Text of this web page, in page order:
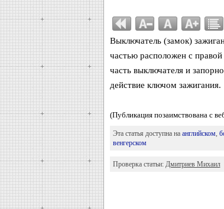
Выключатель (замок)
частью расположен с
часть выключателя и
действие ключом зажигания.
(Публикация позаимствована с
Эта статья доступна на английском,
венгерском
Проверка статьи: Дмитриев Михаил